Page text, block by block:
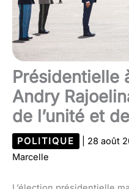
Présidentielle
Andry
de l’unité et
POLITIQUE 28 août
Marcelle